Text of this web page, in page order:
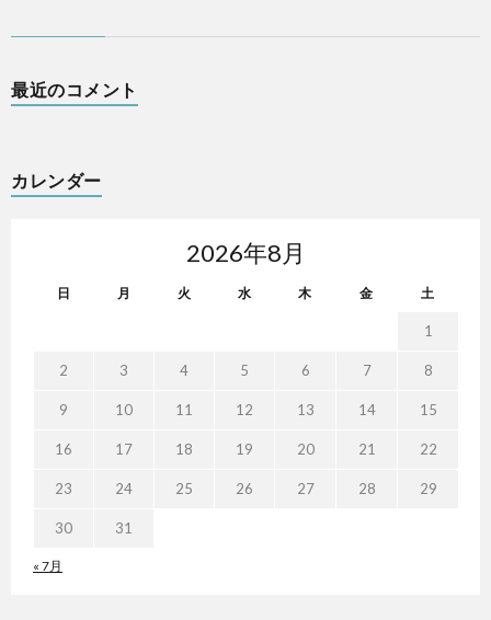
最近のコメント
カレンダー
2026年8月
日 月 火 水 木 金 土
« 7月
1
2 3 4 5 6 7 8
9 10 11 12 13 14 15
16 17 18 19 20 21 22
23 24 25 26 27 28 29
30 31